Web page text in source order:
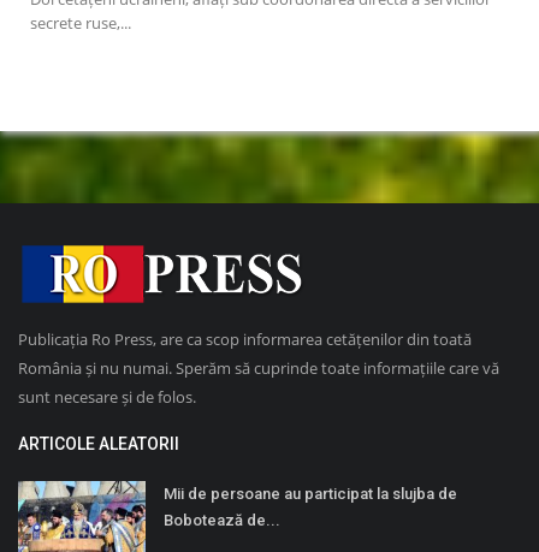
Allen, în vârstă...
Publicația Ro Press, are ca scop informarea cetățenilor din toată
România și nu numai. Sperăm să cuprinde toate informațiile care vă
sunt necesare și de folos.
ARTICOLE ALEATORII
Mii de persoane au participat la slujba de
Bobotează de...